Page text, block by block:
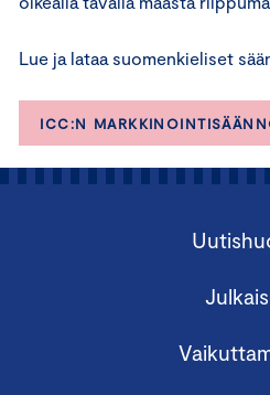
Lue ja lataa suomenkieliset
ICC:N